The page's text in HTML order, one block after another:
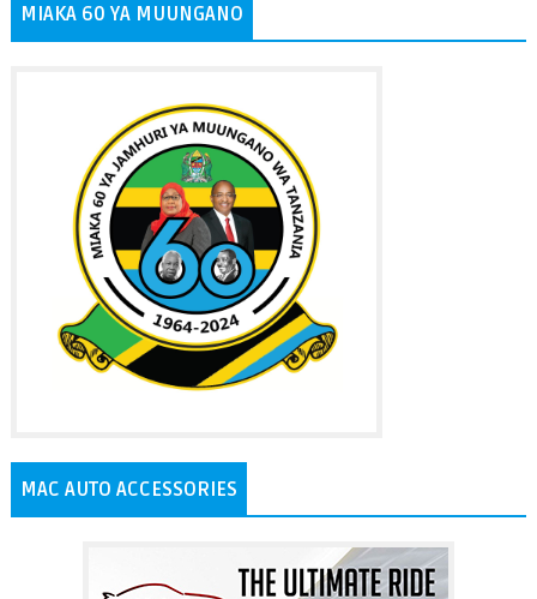
MIAKA 60 YA MUUNGANO
MAC AUTO ACCESSORIES